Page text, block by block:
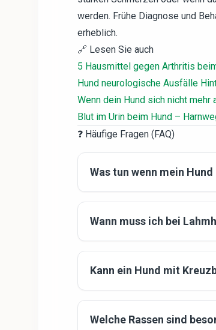
werden. Frühe Diagnose und
erheblich.
🔗 Lesen Sie auch
5 Hausmittel gegen Arthritis
Hund neurologische Ausfälle
Wenn dein Hund sich nicht mehr
Blut im Urin beim Hund –
❓ Häufige Fragen (FAQ)
Was tun wenn mein
Wann muss ich bei
Kann ein Hund mit
Welche Rassen sind